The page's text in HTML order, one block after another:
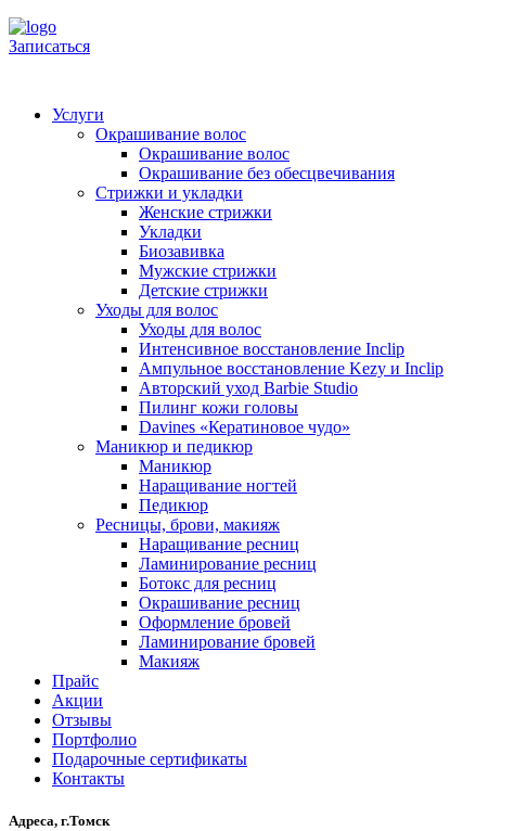
Записаться
Услуги
Окрашивание волос
Окрашивание волос
Окрашивание без обесцвечивания
Стрижки и укладки
Женские стрижки
Укладки
Биозавивка
Мужские стрижки
Детские стрижки
Уходы для волос
Уходы для волос
Интенсивное восстановление Inclip
Ампульное восстановление Kezy и Inclip
Авторский уход Barbie Studio
Пилинг кожи головы
Davines «Кератиновое чудо»
Маникюр и педикюр
Маникюр
Наращивание ногтей
Педикюр
Ресницы, брови, макияж
Наращивание ресниц
Ламинирование ресниц
Ботокс для ресниц
Окрашивание ресниц
Оформление бровей
Ламинирование бровей
Макияж
Прайс
Акции
Отзывы
Портфолио
Подарочные сертификаты
Контакты
Адреса, г.Томск